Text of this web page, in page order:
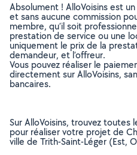
Absolument ! AlloVoisins est
et sans aucune commission
membre, qu’il soit
prestation de service ou une
uniquement le prix de la
demandeur, et l’offreur.
Vous pouvez réaliser le
directement sur AlloVoisins,
bancaires.
Sur AlloVoisins, trouvez toutes
pour réaliser votre projet de
ville de Trith-Saint-Léger (Est,